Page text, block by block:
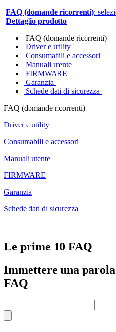
FAQ (domande ricorrenti):
Dettaglio prodotto
FAQ (domande ricorrenti)
Driver e utility
Consumabili e accessori
Manuali utente
FIRMWARE
Garanzia
Schede dati di sicurezza
FAQ (domande ricorrenti)
Driver e utility
Consumabili e accessori
Manuali utente
FIRMWARE
Garanzia
Schede dati di sicurezza
Le prime 10 FAQ
Immettere una
FAQ